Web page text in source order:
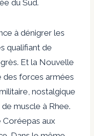
du Sud.
à dénigrer les
qualifiant de
Et la Nouvelle
des forces armées
nostalgique
muscle à Rhee.
Coréepas aux